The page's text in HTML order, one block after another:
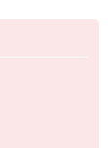
バンク)など
スマホまで幅